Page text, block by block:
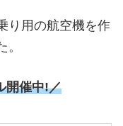
り用の航空機を作
開催中!／